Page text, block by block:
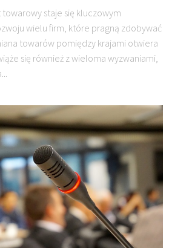
staje się kluczowym
wielu firm, które pragną zdobywać
towarów pomiędzy krajami otwiera
się również z wieloma wyzwaniami,